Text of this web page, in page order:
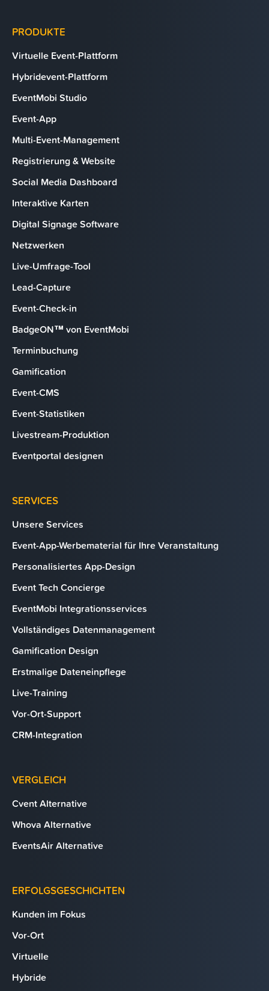
PRODUKTE
Virtuelle Event-Plattform
Hybridevent-Plattform
EventMobi Studio
Event-App
Multi-Event-Management
Registrierung & Website
Social Media Dashboard
Interaktive Karten
Digital Signage Software
Netzwerken
Live-Umfrage-Tool
Lead-Capture
Event-Check-in
BadgeON™ von EventMobi
Terminbuchung
Gamification
Event-CMS
Event-Statistiken
Livestream-Produktion
Eventportal designen
SERVICES
Unsere Services
Event-App-Werbematerial für Ihre Veranstaltung
Personalisiertes App-Design
Event Tech Concierge
EventMobi Integrationsservices
Vollständiges Datenmanagement
Gamification Design
Erstmalige Dateneinpflege
Live-Training
Vor-Ort-Support
CRM-Integration
VERGLEICH
Cvent Alternative
Whova Alternative
EventsAir Alternative
ERFOLGSGESCHICHTEN
Kunden im Fokus
Vor-Ort
Virtuelle
Hybride